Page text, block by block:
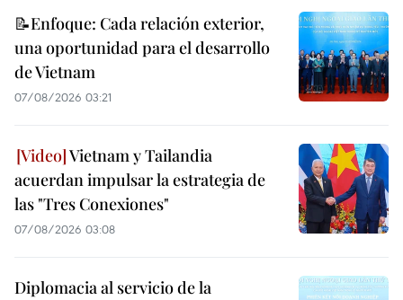
📝Enfoque: Cada relación exterior,
una oportunidad para el desarrollo
de Vietnam
07/08/2026 03:21
Vietnam y Tailandia
acuerdan impulsar la estrategia de
las "Tres Conexiones"
07/08/2026 03:08
Diplomacia al servicio de la